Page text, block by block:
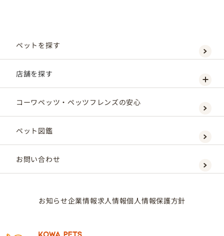
ペットを探す
店舗を探す
コーワペッツ・ペッツフレンズの安心
ペット図鑑
お問い合わせ
お知らせ企業情報求人情報個人情報保護方針